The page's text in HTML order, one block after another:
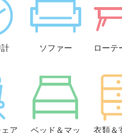
ソファー ローテ
ア ベッド＆マッ 衣類＆